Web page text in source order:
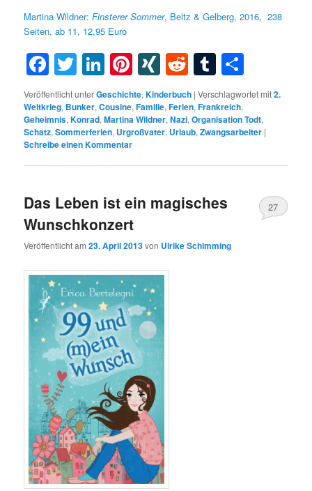
Martina Wildner:Finsterer Sommer, Beltz & Gelberg, 2016, 238
Seiten, ab 11, 12,95 Euro
Facebook
Twitter
LinkedIn
Pinterest
XINGRedditTumblr
Veröffentlicht unterGeschichte,Kinderbuch |Verschlagwortet mit2.
Weltkrieg, Bunker,Cousine,Familie,Ferien,Frankreich,
Geheimnis,Konrad,Martina Wildner,Nazi,Organisation Todt,
Schatz,Sommerferien, Urgroßvater, Urlaub,Zwangsarbeiter |
Schreibe einen Kommentar
Das Leben ist ein magisches
Wunschkonzert
Veröffentlicht am23. April 2013von Ulrike Schimming
27